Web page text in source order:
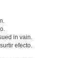
in vain.
efecto.